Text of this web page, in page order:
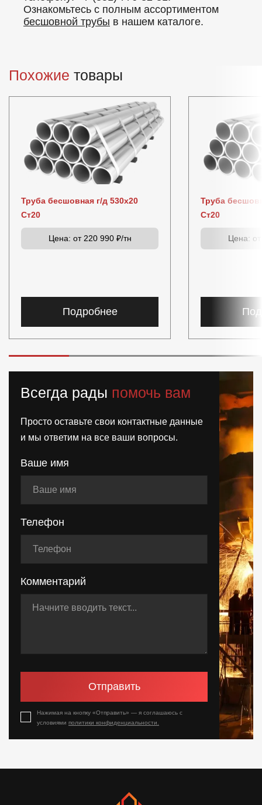
Ознакомьтесь с полным ассортиментом
бесшовной трубы в нашем каталоге.
Похожие товары
Труба бесшовная г/д 530х20
Ст20
Цена: от 220 990 ₽/тн
Подробнее
Труба
Ст20
Цена:
Всегда рады помочь вам
Просто оставьте свои контактные данные
и мы ответим на все ваши вопросы.
Ваше имя
Телефон
Комментарий
Отправить
Нажимая на кнопку «Отправить» — я соглашаюсь с
условиями политики конфиденциальности.